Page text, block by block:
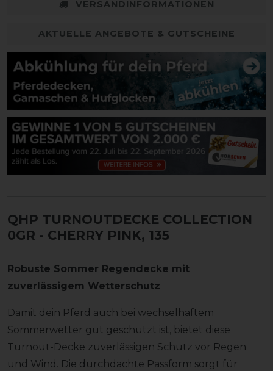
VERSANDINFORMATIONEN
AKTUELLE ANGEBOTE & GUTSCHEINE
QHP TURNOUTDECKE COLLECTION
0GR - CHERRY PINK, 135
Robuste Sommer Regendecke mit
zuverlässigem Wetterschutz
Damit dein Pferd auch bei wechselhaftem
Sommerwetter gut geschützt ist, bietet diese
Turnout-Decke zuverlässigen Schutz vor Regen
und Wind. Die durchdachte Passform sorgt für